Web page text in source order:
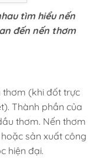
tìm hiểu nến
đến nến thơm
thơm (khi đốt trực
Thành phần của
thơm. Nến thơm
sản xuất công
hiện đại.